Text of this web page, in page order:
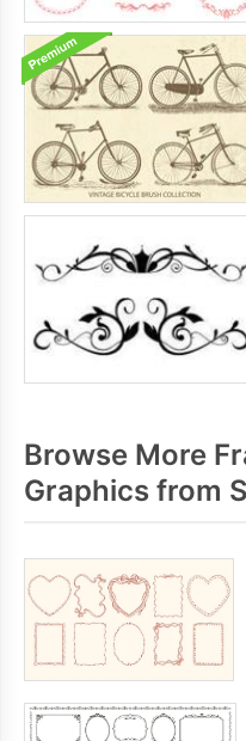
Browse More
Graphics from